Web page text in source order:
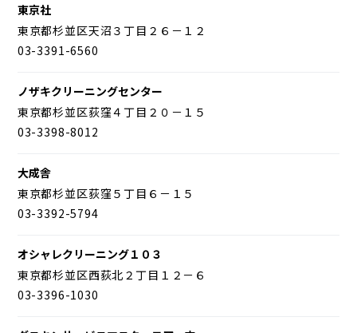
東京社
東京都杉並区天沼３丁目２６－１２
03-3391-6560
ノザキクリーニングセンター
東京都杉並区荻窪４丁目２０－１５
03-3398-8012
大成舎
東京都杉並区荻窪５丁目６－１５
03-3392-5794
オシャレクリーニング１０３
東京都杉並区西荻北２丁目１２－６
03-3396-1030